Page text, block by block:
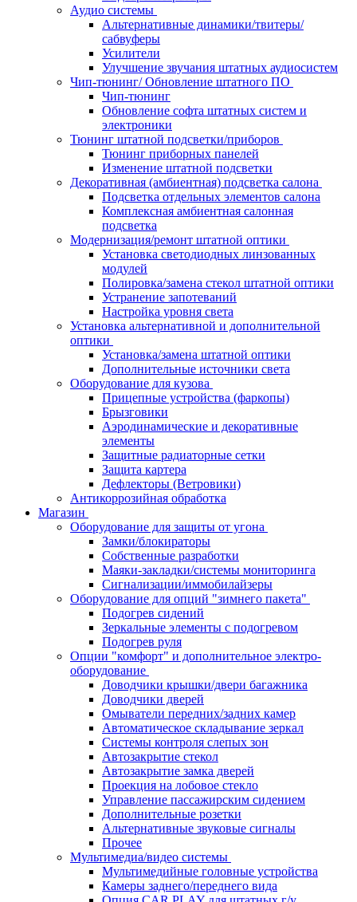
Аудио системы
Альтернативные динамики/твитеры/
сабвуферы
Усилители
Улучшение звучания штатных аудиосистем
Чип-тюнинг/ Обновление штатного ПО
Чип-тюнинг
Обновление софта штатных систем и
электроники
Тюнинг штатной подсветки/приборов
Тюнинг приборных панелей
Изменение штатной подсветки
Декоративная (амбиентная) подсветка салона
Подсветка отдельных элементов салона
Комплексная амбиентная салонная
подсветка
Модернизация/ремонт штатной оптики
Установка светодиодных линзованных
модулей
Полировка/замена стекол штатной оптики
Устранение запотеваний
Настройка уровня света
Установка альтернативной и дополнительной
оптики
Установка/замена штатной оптики
Дополнительные источники света
Оборудование для кузова
Прицепные устройства (фаркопы)
Брызговики
Аэродинамические и декоративные
элементы
Защитные радиаторные сетки
Защита картера
Дефлекторы (Ветровики)
Антикоррозийная обработка
Магазин
Оборудование для защиты от угона
Замки/блокираторы
Собственные разработки
Маяки-закладки/системы мониторинга
Сигнализации/иммобилайзеры
Оборудование для опций "зимнего пакета"
Подогрев сидений
Зеркальные элементы с подогревом
Подогрев руля
Опции "комфорт" и дополнительное электро-
оборудование
Доводчики крышки/двери багажника
Доводчики дверей
Омыватели передних/задних камер
Автоматическое складывание зеркал
Системы контроля слепых зон
Автозакрытие стекол
Автозакрытие замка дверей
Проекция на лобовое стекло
Управление пассажирским сидением
Дополнительные розетки
Альтернативные звуковые сигналы
Прочее
Мультимедиа/видео системы
Мультимедийные головные устройства
Камеры заднего/переднего вида